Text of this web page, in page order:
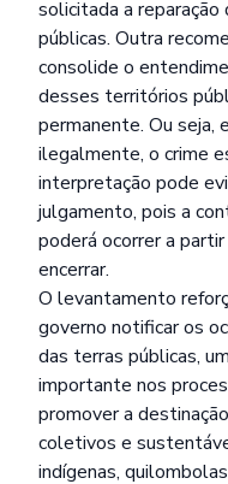
solicitada a reparação
públicas. Outra
consolide o
desses territórios
permanente. Ou seja,
ilegalmente, o crime
interpretação pode
julgamento, pois a
poderá ocorrer a
encerrar.
O levantamento
governo notificar os
das terras públicas,
importante nos
promover a
coletivos e
indígenas,